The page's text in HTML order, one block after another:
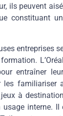
ils peuvent
constituant
entreprises
entraîner
les familiariser
à
interne.